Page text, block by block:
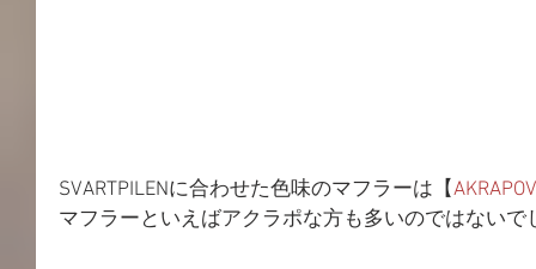
SVARTPILENに合わせた色味のマフラーは【
マフラーといえばアクラポな方も多いのではないで